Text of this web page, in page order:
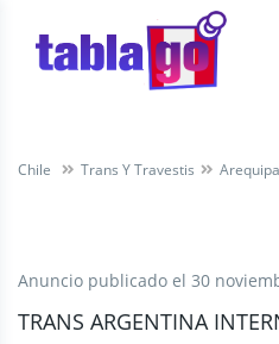
Chile Trans Y Travestis Arequipa
Anuncio publicado el 30
TRANS ARGENTINA